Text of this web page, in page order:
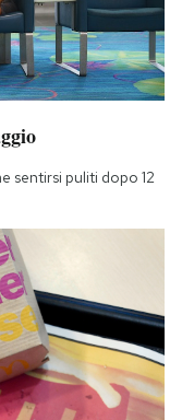
sentirsi puliti dopo 12